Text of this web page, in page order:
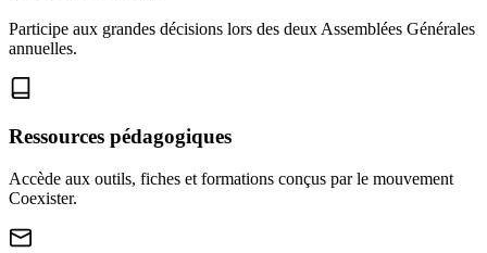
Participe aux grandes décisions lors des deux Assemblées Générales
annuelles.
Ressources pédagogiques
Accède aux outils, fiches et formations conçus par le mouvement
Coexister.